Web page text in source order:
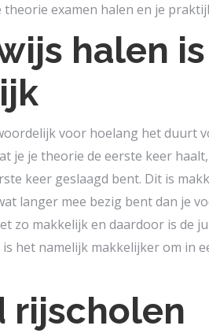
theorie examen halen en je
halen
voor hoelang het duurt
je je theorie de eerste keer
keer geslaagd bent. Dit is
langer mee bezig bent dan je
zo makkelijk en daardoor is de
het namelijk makkelijker om in
rijscholen